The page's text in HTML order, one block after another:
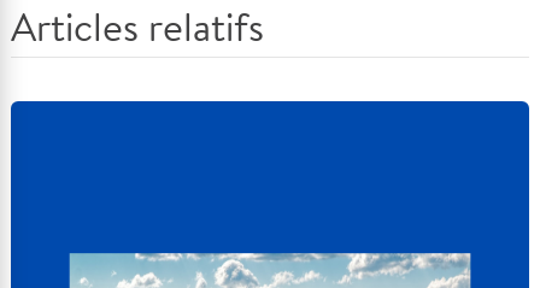
Articles relatifs